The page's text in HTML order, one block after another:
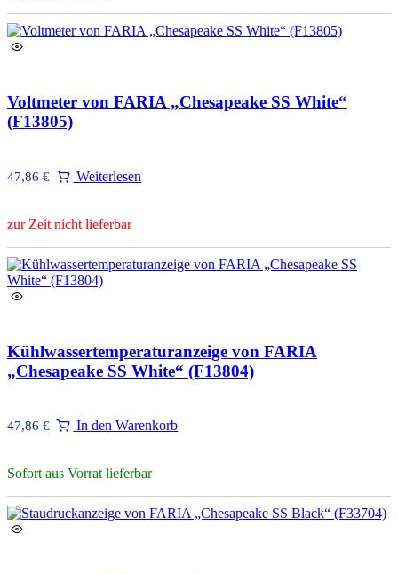
Voltmeter von FARIA „Chesapeake SS White“
(F13805)
47,86 € Weiterlesen
zur Zeit nicht lieferbar
Kühlwassertemperaturanzeige von FARIA
„Chesapeake SS White“ (F13804)
47,86 € In den Warenkorb
Sofort aus Vorrat lieferbar